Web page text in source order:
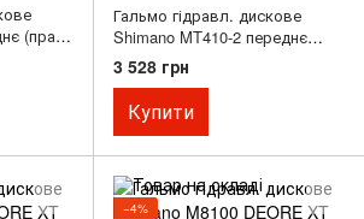
(права
BR-
1700мм)
Гальмо гідравл. дискове
Shimano MT410-2 переднє
(ліва ручка BL-MT401, каліпер
BR-MT410, J-kit гідролінія
1000мм)
3 528 грн
Купити
−4%